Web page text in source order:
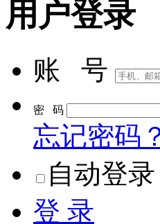
用户登录
密 码
忘记密码？
自动登录